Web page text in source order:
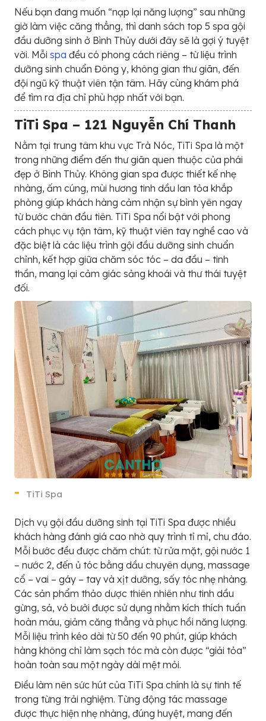
Nếu bạn đang muốn “nạp lại năng lượng” sau những
giờ làm việc căng thẳng, thì danh sách top 5 spa gội
đầu dưỡng sinh ở Bình Thủy dưới đây sẽ là gợi ý tuyệt
vời. Mỗi spa đều có phong cách riêng – từ liệu trình
dưỡng sinh chuẩn Đông y, không gian thư giãn, đến
đội ngũ kỹ thuật viên tận tâm. Hãy cùng khám phá
để tìm ra địa chỉ phù hợp nhất với bạn.
TiTi Spa – 121 Nguyễn Chí Thanh
Nằm tại trung tâm khu vực Trà Nóc, TiTi Spa là một
trong những điểm đến thư giãn quen thuộc của phái
đẹp ở Bình Thủy. Không gian spa được thiết kế nhẹ
nhàng, ấm cúng, mùi hương tinh dầu lan tỏa khắp
phòng giúp khách hàng cảm nhận sự bình yên ngay
từ bước chân đầu tiên. TiTi Spa nổi bật với phong
cách phục vụ tận tâm, kỹ thuật viên tay nghề cao và
đặc biệt là các liệu trình gội đầu dưỡng sinh chuẩn
chỉnh, kết hợp giữa chăm sóc tóc – da đầu – tinh
thần, mang lại cảm giác sảng khoái và thư thái tuyệt
đối.
TiTi Spa
Dịch vụ gội đầu dưỡng sinh tại TiTi Spa được nhiều
khách hàng đánh giá cao nhờ quy trình tỉ mỉ, chu đáo.
Mỗi bước đều được chăm chút: từ rửa mặt, gội nước 1
– nước 2, đến ủ tóc bằng dầu chuyên dụng, massage
cổ – vai – gáy – tay và xịt dưỡng, sấy tóc nhẹ nhàng.
Các sản phẩm thảo dược thiên nhiên như tinh dầu
gừng, sả, vỏ bưởi được sử dụng nhằm kích thích tuần
hoàn máu, giảm căng thẳng và phục hồi năng lượng.
Mỗi liệu trình kéo dài từ 50 đến 90 phút, giúp khách
hàng không chỉ làm sạch tóc mà còn được “giải tỏa”
hoàn toàn sau một ngày dài mệt mỏi.
Điều làm nên sức hút của TiTi Spa chính là sự tinh tế
trong từng trải nghiệm. Từng động tác massage
được thực hiện nhẹ nhàng, đúng huyệt, mang đến